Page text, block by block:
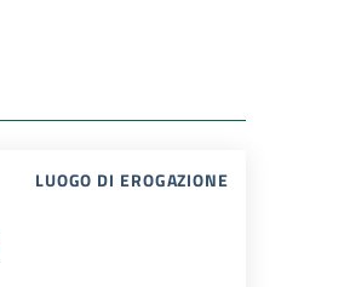
LUOGO DI EROGAZIONE